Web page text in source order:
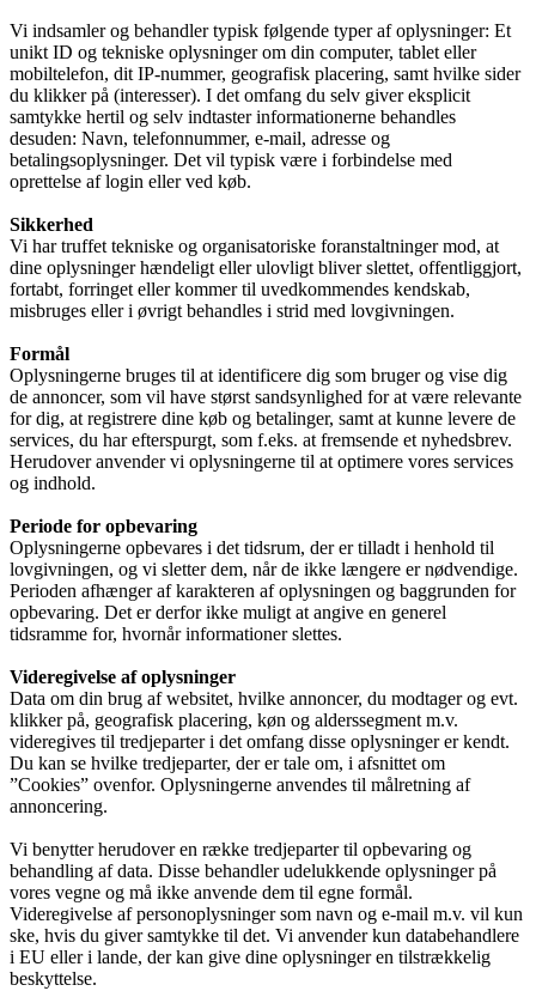
Vi indsamler og behandler typisk følgende typer af oplysninger: Et
unikt ID og tekniske oplysninger om din computer, tablet eller
mobiltelefon, dit IP-nummer, geografisk placering, samt hvilke sider
du klikker på (interesser). I det omfang du selv giver eksplicit
samtykke hertil og selv indtaster informationerne behandles
desuden: Navn, telefonnummer, e-mail, adresse og
betalingsoplysninger. Det vil typisk være i forbindelse med
oprettelse af login eller ved køb.
Sikkerhed
Vi har truffet tekniske og organisatoriske foranstaltninger mod, at
dine oplysninger hændeligt eller ulovligt bliver slettet, offentliggjort,
fortabt, forringet eller kommer til uvedkommendes kendskab,
misbruges eller i øvrigt behandles i strid med lovgivningen.
Formål
Oplysningerne bruges til at identificere dig som bruger og vise dig
de annoncer, som vil have størst sandsynlighed for at være relevante
for dig, at registrere dine køb og betalinger, samt at kunne levere de
services, du har efterspurgt, som f.eks. at fremsende et nyhedsbrev.
Herudover anvender vi oplysningerne til at optimere vores services
og indhold.
Periode for opbevaring
Oplysningerne opbevares i det tidsrum, der er tilladt i henhold til
lovgivningen, og vi sletter dem, når de ikke længere er nødvendige.
Perioden afhænger af karakteren af oplysningen og baggrunden for
opbevaring. Det er derfor ikke muligt at angive en generel
tidsramme for, hvornår informationer slettes.
Videregivelse af oplysninger
Data om din brug af websitet, hvilke annoncer, du modtager og evt.
klikker på, geografisk placering, køn og alderssegment m.v.
videregives til tredjeparter i det omfang disse oplysninger er kendt.
Du kan se hvilke tredjeparter, der er tale om, i afsnittet om
”Cookies” ovenfor. Oplysningerne anvendes til målretning af
annoncering.
Vi benytter herudover en række tredjeparter til opbevaring og
behandling af data. Disse behandler udelukkende oplysninger på
vores vegne og må ikke anvende dem til egne formål.
Videregivelse af personoplysninger som navn og e-mail m.v. vil kun
ske, hvis du giver samtykke til det. Vi anvender kun databehandlere
i EU eller i lande, der kan give dine oplysninger en tilstrækkelig
beskyttelse.